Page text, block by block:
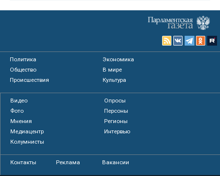
Политика
Экономика
Общество
В мире
Происшествия
Культура
Видео
Опросы
Фото
Персоны
Мнения
Регионы
Медиацентр
Интервью
Колумнисты
Контакты Реклама Вакансии